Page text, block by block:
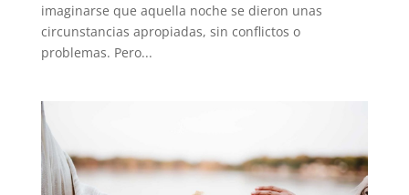
imaginarse que aquella noche se dieron unas
circunstancias apropiadas, sin conflictos o
problemas. Pero...